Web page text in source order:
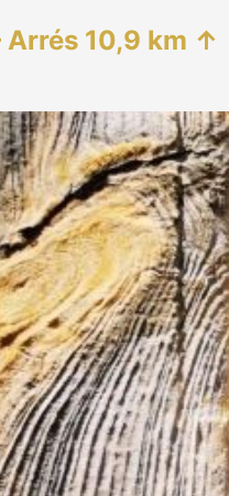
Arrés 10,9 km ↑